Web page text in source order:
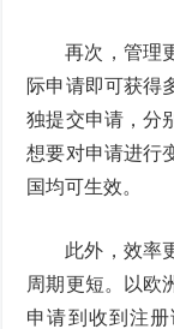
再次，管理
际申请即可获得
独提交申请，分
想要对申请进行
国均可生效。
此外，效率
周期更短。以欧
申请到收到注